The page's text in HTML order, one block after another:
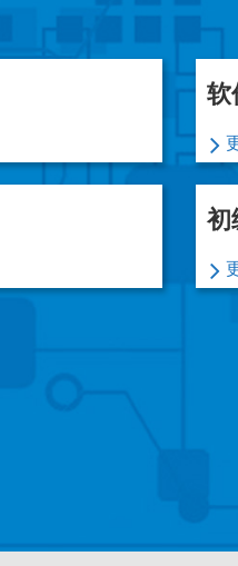
软
初